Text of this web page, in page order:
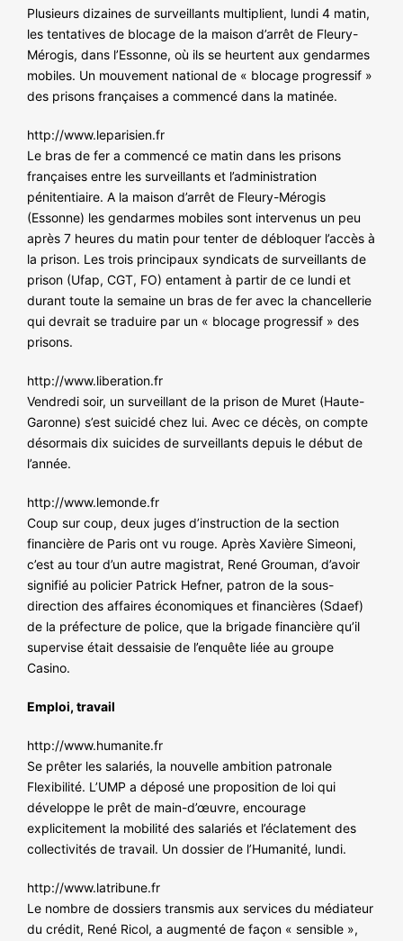
Plusieurs dizaines de surveillants multiplient, lundi 4 matin,
les tentatives de blocage de la maison d’arrêt de Fleury-
Mérogis, dans l’Essonne, où ils se heurtent aux gendarmes
mobiles. Un mouvement national de « blocage progressif »
des prisons françaises a commencé dans la matinée.
http://www.leparisien.fr
Le bras de fer a commencé ce matin dans les prisons
françaises entre les surveillants et l’administration
pénitentiaire. A la maison d’arrêt de Fleury-Mérogis
(Essonne) les gendarmes mobiles sont intervenus un peu
après 7 heures du matin pour tenter de débloquer l’accès à
la prison. Les trois principaux syndicats de surveillants de
prison (Ufap, CGT, FO) entament à partir de ce lundi et
durant toute la semaine un bras de fer avec la chancellerie
qui devrait se traduire par un « blocage progressif » des
prisons.
http://www.liberation.fr
Vendredi soir, un surveillant de la prison de Muret (Haute-
Garonne) s’est suicidé chez lui. Avec ce décès, on compte
désormais dix suicides de surveillants depuis le début de
l’année.
http://www.lemonde.fr
Coup sur coup, deux juges d’instruction de la section
financière de Paris ont vu rouge. Après Xavière Simeoni,
c’est au tour d’un autre magistrat, René Grouman, d’avoir
signifié au policier Patrick Hefner, patron de la sous-
direction des affaires économiques et financières (Sdaef)
de la préfecture de police, que la brigade financière qu’il
supervise était dessaisie de l’enquête liée au groupe
Casino.
Emploi, travail
http://www.humanite.fr
Se prêter les salariés, la nouvelle ambition patronale
Flexibilité. L’UMP a déposé une proposition de loi qui
développe le prêt de main-d’œuvre, encourage
explicitement la mobilité des salariés et l’éclatement des
collectivités de travail. Un dossier de l’Humanité, lundi.
http://www.latribune.fr
Le nombre de dossiers transmis aux services du médiateur
du crédit, René Ricol, a augmenté de façon « sensible »,